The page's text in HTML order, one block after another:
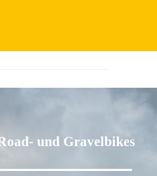
und Gravelbikes